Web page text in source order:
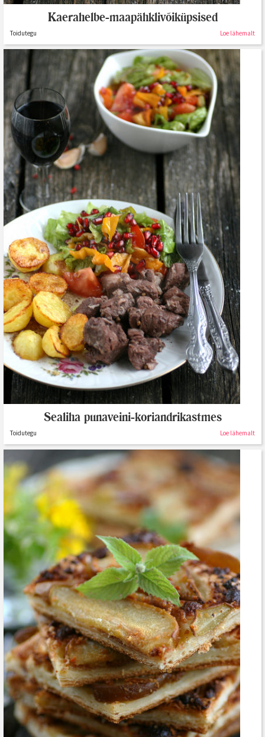
Kaerahelbe-maapähklivõiküpsised
Toidutegu Loe lähemalt
Sealiha punaveini-koriandrikastmes
Toidutegu Loe lähemalt